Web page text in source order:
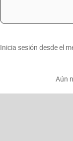
Inicia sesión desde el
Aún